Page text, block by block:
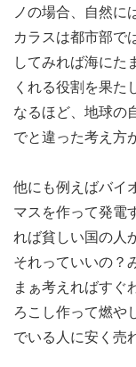
ノの場合、自然に
カラスは都市部で
してみれば海にた
くれる役割を果た
なるほど、地球の
でと違った考え方
他にも例えばバイ
マスを作って発電
れば貧しい国の人
それっていいの？
まぁ考えればすぐ
ろこし作って燃や
でいる人に安く売